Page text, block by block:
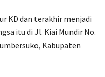
KD dan terakhir menjadi
itu di Jl. Kiai Mundir No.
Kabupaten